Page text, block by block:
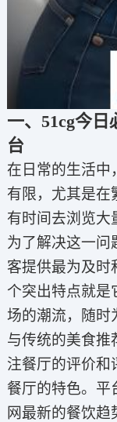
一、51cg今
台
在日常的生活中
有限，尤其是在
有时间去浏览大
为了解决这一问
客提供最为及时
个突出特点就是
场的潮流，随时
与传统的美食推
注餐厅的评价和
餐厅的特色。平
网最新的餐饮